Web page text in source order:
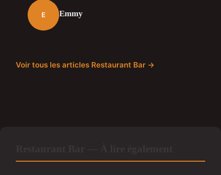
E Emmy
Voir tous les articles Restaurant Bar →